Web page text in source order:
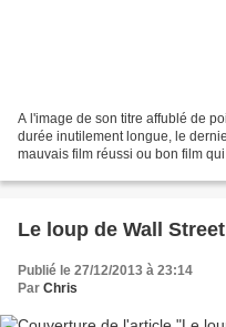
A l'image de son titre affublé de
durée inutilement longue, le
mauvais film réussi ou bon film
Le loup de Wall Street
Publié le 27/12/2013 à 23:14
Par Chris